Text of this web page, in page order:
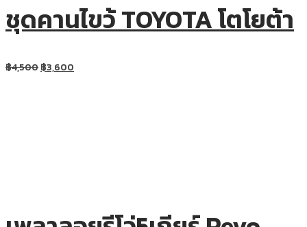
ชุดคานไขว้ TOYOTA โตโยต้า
฿4,500฿3,600